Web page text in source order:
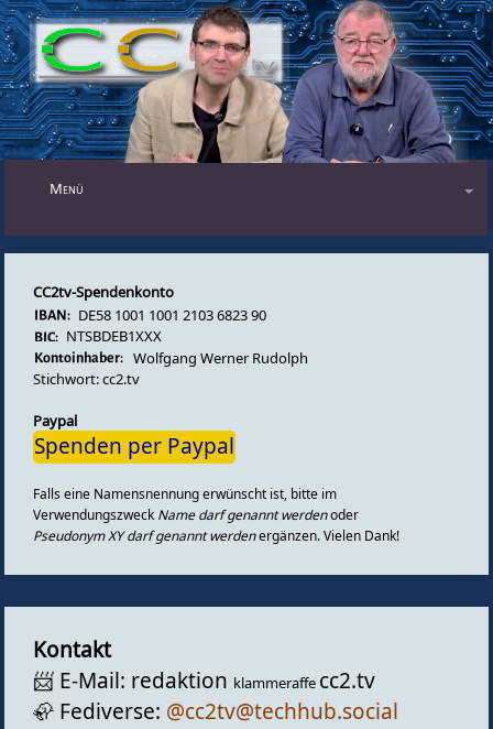
Menü
Blog
Audiosendungen
Videosendungen
Forum
Datenschutz
Gästebuch
CC2tv-Spendenkonto
DE58 1001 1001 2103 6823 90
NTSBDEB1XXX
Wolfgang Werner Rudolph
Stichwort: cc2.tv
Paypal
Spenden per Paypal
Falls eine Namensnennung erwünscht ist, bitte im
Verwendungszweck Name darf genannt werdenoder
Pseudonym XY darf genannt werdenergänzen. Vielen Dank!
Kontakt
📨️ E-Mail: redaktion klammeraffe cc2.tv
🦣️ Fediverse: @cc2tv@techhub.social